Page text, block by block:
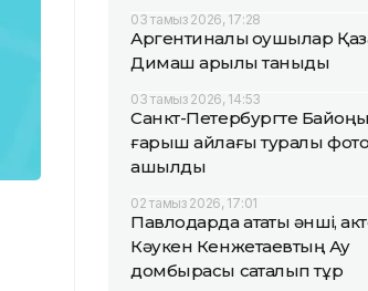
03 тамыз 2026, 17:28
Аргентиналық оқушылар
Димаш арқылы таныды
03 тамыз 2026, 14:53
Санкт-Петербургте
ғарыш айлағы туралы
ашылды
02 тамыз 2026, 17:01
Павлодарда атақты әнші,
Кәукен Кенжетаевтың Аққу
домбырасы сақталып тұр